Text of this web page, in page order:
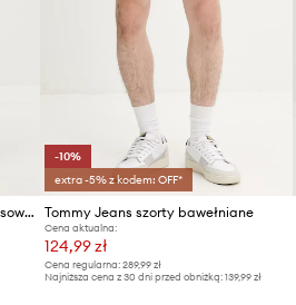
Tommy Jeans szorty męskie jeansowe
-10%
extra -5% z kodem: OFF*
Tommy Jeans szorty bawełniane
Cena aktualna:
124,99 zł
Cena regularna: 289,99 zł
Najniższa cena z 30 dni przed obniżką: 139,99 zł